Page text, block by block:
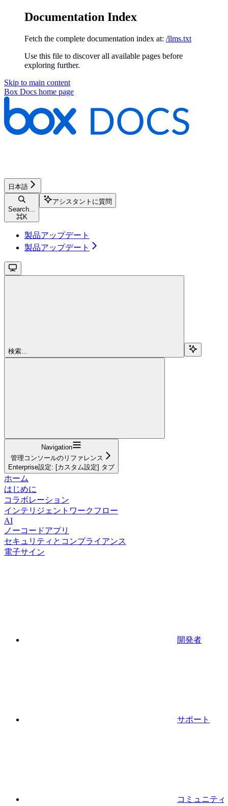
Documentation Index
Fetch the complete documentation index at: /llms.txt
Use this file to discover all available pages before
exploring further.
Skip to main content
Box Docs home page
日本語
Search...
⌘K
アシスタントに質問
製品アップデート
製品アップデート
検索...
Navigation
管理コンソールのリファレンス
Enterprise設定: [カスタム設定] タブ
ホーム
はじめに
コラボレーション
インテリジェントワークフロー
AI
ノーコードアプリ
セキュリティとコンプライアンス
電子サイン
開発者
サポート
コミュニティ